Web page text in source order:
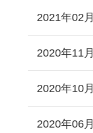
2021年02月
2020年11月
2020年10月
2020年06月